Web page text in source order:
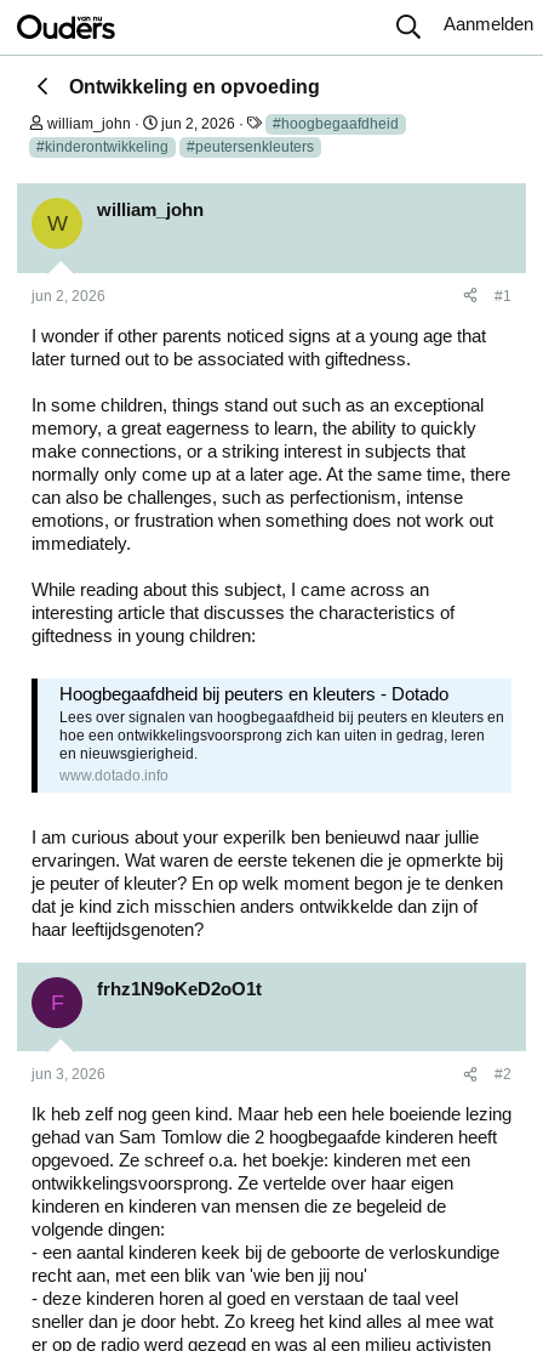
Aanmelden
Ontwikkeling en opvoeding
O
n
d
e
r
w
p
s
a
r
william_john
S
t
a
r
d
u
jun 2, 2026
T
a
g
s
#hoogbegaafdheid
#kinderontwikkeling
#peutersenkleuters
W
william_john
jun 2, 2026 #1
I wonder if other parents noticed signs at a young age that
later turned out to be associated with giftedness.
In some children, things stand out such as an exceptional
memory, a great eagerness to learn, the ability to quickly
make connections, or a striking interest in subjects that
normally only come up at a later age. At the same time, there
can also be challenges, such as perfectionism, intense
emotions, or frustration when something does not work out
immediately.
While reading about this subject, I came across an
interesting article that discusses the characteristics of
giftedness in young children:
Hoogbegaafdheid bij peuters en kleuters - Dotado
Lees over signalen van hoogbegaafdheid bij peuters en kleuters en
hoe een ontwikkelingsvoorsprong zich kan uiten in gedrag, leren
en nieuwsgierigheid.
www.dotado.info
I am curious about your experiIk ben benieuwd naar jullie
ervaringen. Wat waren de eerste tekenen die je opmerkte bij
je peuter of kleuter? En op welk moment begon je te denken
dat je kind zich misschien anders ontwikkelde dan zijn of
haar leeftijdsgenoten?
F
frhz1N9oKeD2oO1t
jun 3, 2026 #2
Ik heb zelf nog geen kind. Maar heb een hele boeiende lezing
gehad van Sam Tomlow die 2 hoogbegaafde kinderen heeft
opgevoed. Ze schreef o.a. het boekje: kinderen met een
ontwikkelingsvoorsprong. Ze vertelde over haar eigen
kinderen en kinderen van mensen die ze begeleid de
volgende dingen:
- een aantal kinderen keek bij de geboorte de verloskundige
recht aan, met een blik van 'wie ben jij nou'
- deze kinderen horen al goed en verstaan de taal veel
sneller dan je door hebt. Zo kreeg het kind alles al mee wat
er op de radio werd gezegd en was al een milieu activisten